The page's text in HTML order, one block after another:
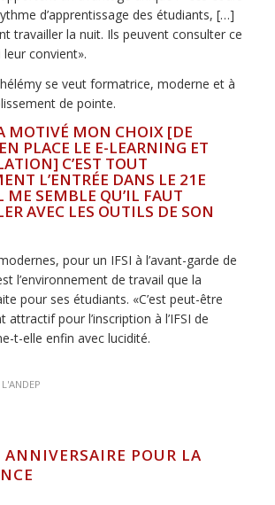
d’apprentissage des étudiants, […]
travailler la nuit. Ils peuvent consulter ce
leur convient».
se veut formatrice, moderne et à
de pointe.
MOTIVÉ MON CHOIX [DE
PLACE LE E-LEARNING ET
C’EST TOUT
L’ENTRÉE DANS LE 21E
ME SEMBLE QU’IL FAUT
AVEC LES OUTILS DE SON
pour un IFSI à l’avant-garde de
l’environnement de travail que la
pour ses étudiants. «C’est peut-être
attractif pour l’inscription à l’IFSI de
t-elle enfin avec lucidité.
L'ANDEP
ANNIVERSAIRE POUR LA